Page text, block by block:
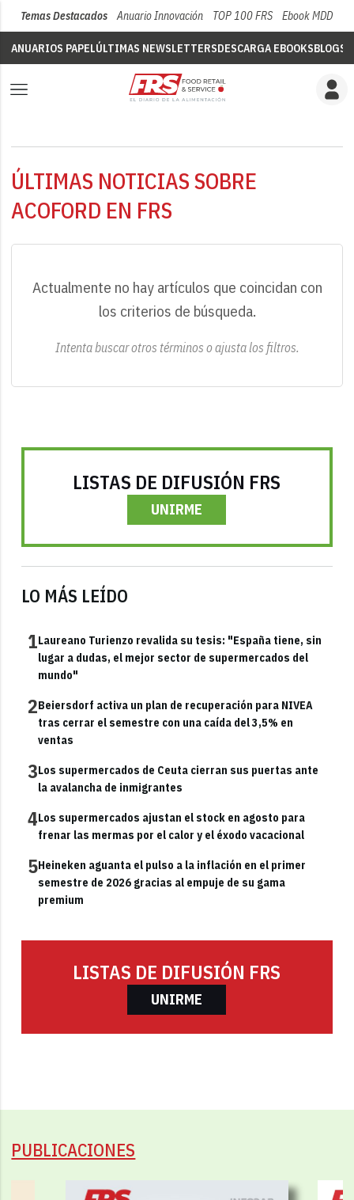
Temas Destacados Anuario Innovación TOP 100 FRS Ebook MDD
ANUARIOS PAPELÚLTIMAS NEWSLETTERSDESCARGA EBOOKSBLOGS
ÚLTIMAS NOTICIAS SOBRE
ACOFORD EN FRS
Actualmente no hay artículos que coincidan con
los criterios de búsqueda.
Intenta buscar otros términos o ajusta los filtros.
LISTAS DE DIFUSIÓN FRS
UNIRME
LO MÁS LEÍDO
1Laureano Turienzo revalida su tesis: "España tiene, sin
lugar a dudas, el mejor sector de supermercados del
mundo"
2Beiersdorf activa un plan de recuperación para NIVEA
tras cerrar el semestre con una caída del 3,5% en
ventas
3Los supermercados de Ceuta cierran sus puertas ante
la avalancha de inmigrantes
4Los supermercados ajustan el stock en agosto para
frenar las mermas por el calor y el éxodo vacacional
5Heineken aguanta el pulso a la inflación en el primer
semestre de 2026 gracias al empuje de su gama
premium
LISTAS DE DIFUSIÓN FRS
UNIRME
PUBLICACIONES